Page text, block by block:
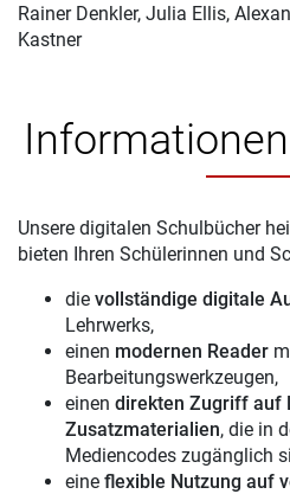
Rainer Denkler, Julia Ellis,
Kastner
Unsere digitalen Schulbücher
bieten Ihren Schülerinnen und
die vollständige digitale
Lehrwerks,
einen modernen Reader
Bearbeitungswerkzeugen,
einen direkten Zugriff auf
Zusatzmaterialien, die in
Mediencodes zugänglich
eine flexible Nutzung auf